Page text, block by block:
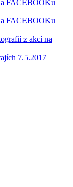
FACEBOOKu
FACEBOOKu
z akcí na
7.5.2017